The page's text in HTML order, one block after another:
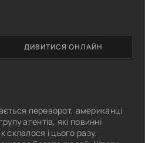
переворот, американці
агентів, які повинні
склалося і цього разу.
ДИВИТИСЯ ОНЛАЙН